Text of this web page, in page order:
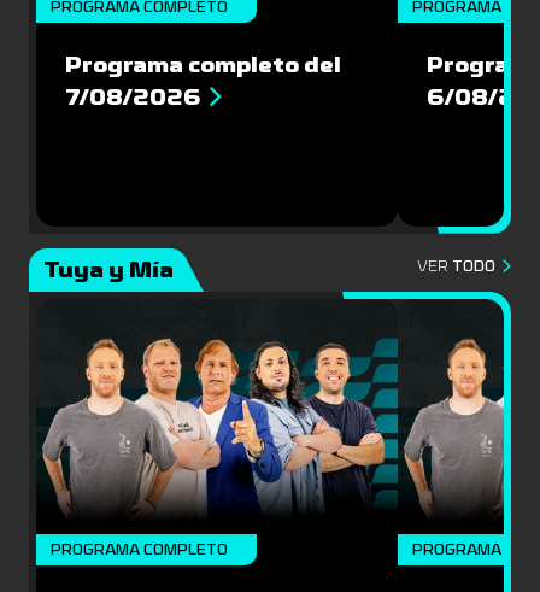
PROGRAMA COMPLETO
Programa completo del
7/08/2026
PROGRAMA
6/08/
Tuya y Mía VER TODO
PROGRAMA COMPLETO PROGRAMA